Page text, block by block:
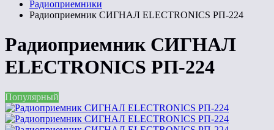
Радиоприемники
Радиоприемник СИГНАЛ ELECTRONICS РП-224
Радиоприемник СИГНАЛ
ELECTRONICS РП-224
Популярный